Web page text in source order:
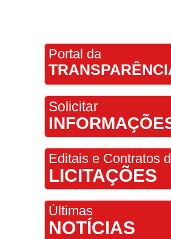
Portal da
Solicitar
Editais e Contratos
LICITAÇÕES
Últimas
NOTÍCIAS